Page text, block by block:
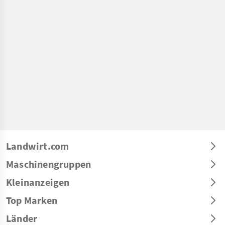
Landwirt.com
Maschinengruppen
Kleinanzeigen
Top Marken
Länder